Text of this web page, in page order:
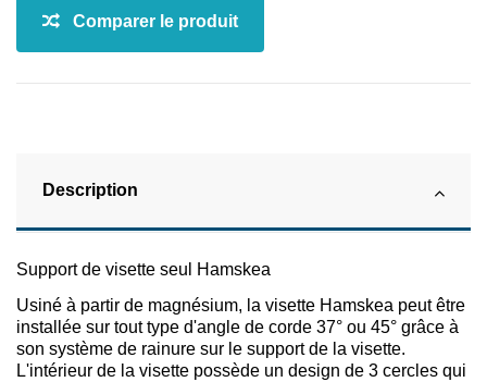
Description
Support de visette seul Hamskea
Usiné à partir de magnésium, la visette Hamskea peut être
installée sur tout type d'angle de corde 37° ou 45° grâce à
son système de rainure sur le support de la visette.
L'intérieur de la visette possède un design de 3 cercles qui